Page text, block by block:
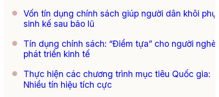
Vốn tín dụng chính sách giúp người dân khôi
sinh kế sau bão lũ
Tín dụng chính sách: “Điểm tựa” cho người
phát triển kinh tế
Thực hiện các chương trình mục tiêu Quốc gia:
Nhiều tín hiệu tích cực